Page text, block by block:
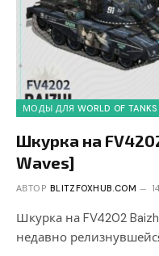
МОДЫ ДЛЯ WORLD OF TANKS
Шкурка на
Waves]
АВТОР BLITZFOXHUB.COM
Шкурка на FV4202
недавно